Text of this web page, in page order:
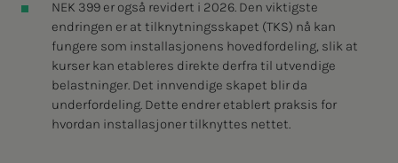
NEK 399 er også revidert i 2026. Den viktigste
endringen er at tilknytningsskapet (TKS) nå kan
fungere som installasjonens hovedfordeling, slik at
kurser kan etableres direkte derfra til utvendige
belastninger. Det innvendige skapet blir da
underfordeling. Dette endrer etablert praksis for
hvordan installasjoner tilknyttes nettet.